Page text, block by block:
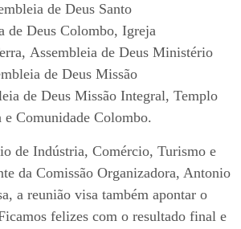
de Deus Santo
de Deus Colombo, Igreja
Assembleia de Deus Ministério
de Deus Missão
de Deus Missão Integral, Templo
Comunidade Colombo.
de Indústria, Comércio, Turismo e
da Comissão Organizadora, Antonio
a reunião visa também apontar o
felizes com o resultado final e